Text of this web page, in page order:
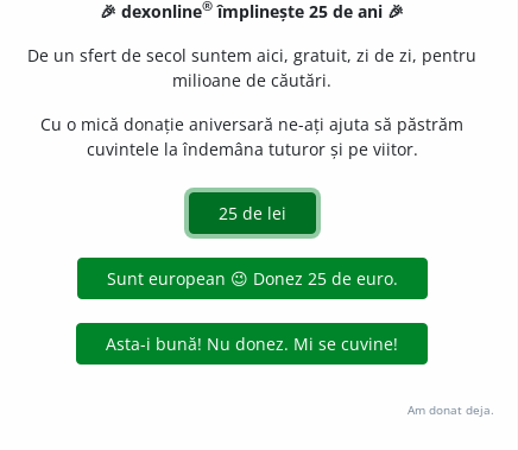
grăsan, grăsuliu, grăsuț, plin, rotofei, rotund, (
LauraGellner acțiuni
Copyright © 2004-2026 dexonline (https://dexonline.ro)
datelor de pe acest site, inclusiv prin orice metode de extragere automată
nostru prealabil scris, cu excepția seturilor de date oferite oficial spre utilizare
🎉 dexonline® împlinește 25 de ani 🎉
De un sfert de secol suntem aici, gratuit, zi de zi, pentru
milioane de căutări.
Cu o mică donație aniversară ne-ați ajuta să păstrăm
cuvintele la îndemâna tuturor și pe viitor.
Am donat deja.